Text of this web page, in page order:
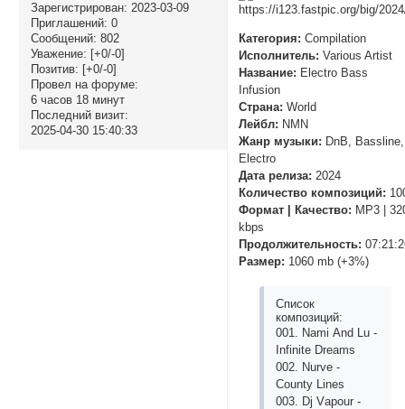
Зарегистрирован: 2023-03-09
Приглашений: 0
Сообщений: 802
Уважение: [+0/-0]
Позитив: [+0/-0]
Провел на форуме:
6 часов 18 минут
Последний визит:
2025-04-30 15:40:33
Категория: Compilation
Исполнитель: Various Artist
Название: Electro Bass
Infusion
Страна: World
Лейбл: NMN
Жанр музыки: DnB, Bassline,
Electro
Дата релиза: 2024
Количество композиций:
Формат | Качество: MP3 |
kbps
Продолжительность:
Размер: 1060 mb (+3%)
Список
композиций:
001. Nаmi Аnd Lu -
Infinitе Drеаms
002. Nurvе -
Соunty Linеs
003. Dj Vароur -